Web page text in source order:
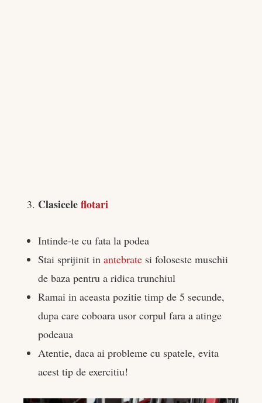
Clasiceleflotari
Intinde-te cu fata la podea
Stai sprijinit in antebrate si foloseste muschii
de baza pentru a ridica trunchiul
Ramai in aceasta pozitie timp de 5 secunde,
dupa care coboara usor corpul fara a atinge
podeaua
Atentie, daca ai probleme cu spatele, evita
acest tip de exercitiu!